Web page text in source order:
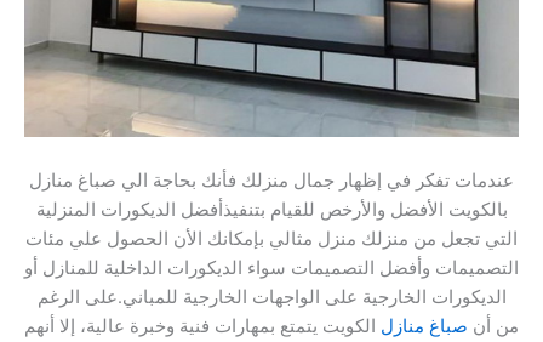
عندمات تفكر في إظهار جمال منزلك فأنك بحاجة الي صباغ منازل
بالكويت الأفضل والأرخص للقيام بتنفيذأفضل الديكورات المنزلية
التي تجعل من منزلك منزل مثالي بإمكانك الأن الحصول علي مئات
التصميمات وأفضل التصميمات سواء الديكورات الداخلية للمنازل أو
الديكورات الخارجية على الواجهات الخارجية للمباني.على الرغم
من أن صباغ منازل الكويت يتمتع بمهارات فنية وخبرة عالية، إلا أنهم